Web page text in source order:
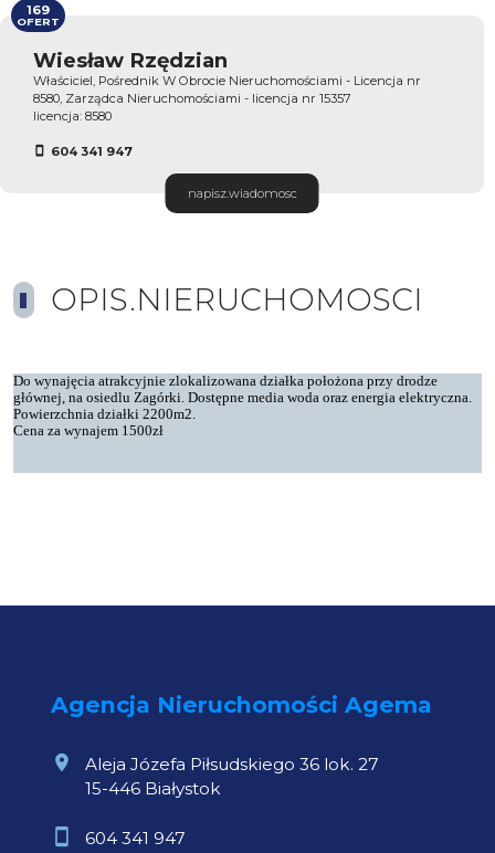
Wiesław Rzędzian
Właściciel, Pośrednik W Obrocie Nieruchomościami - Licencja nr
8580, Zarządca Nieruchomościami - licencja nr 15357
licencja: 8580
604 341 947
napisz.wiadomosc
169
OFERT
OPIS.NIERUCHOMOSCI
Do wynajęcia atrakcyjnie zlokalizowana działka położona przy drodze
głównej, na osiedlu Zagórki. Dostępne media woda oraz energia elektryczna.
Powierzchnia działki 2200m2.
Cena za wynajem 1500zł
Agencja Nieruchomości Agema
Aleja Józefa Piłsudskiego 36 lok. 27
15-446 Białystok
604 341 947